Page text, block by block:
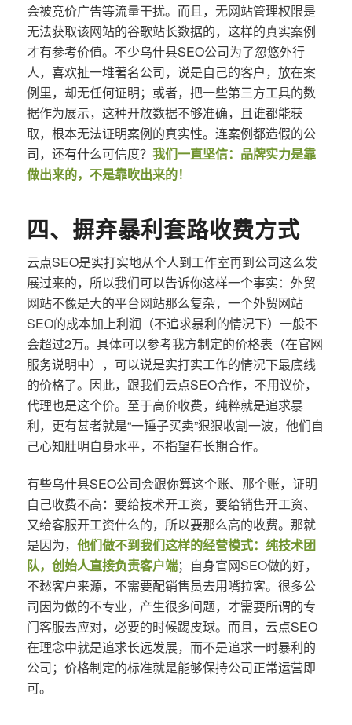
会被竞价广告等流量干扰。而且，无网站管理权限是
无法获取该网站的谷歌站长数据的，这样的真实案例
才有参考价值。不少乌什县SEO公司为了忽悠外行
人，喜欢扯一堆著名公司，说是自己的客户，放在案
例里，却无任何证明；或者，把一些第三方工具的数
据作为展示，这种开放数据不够准确，且谁都能获
取，根本无法证明案例的真实性。连案例都造假的公
司，还有什么可信度？ 我们一直坚信：品牌实力是靠
做出来的，不是靠吹出来的！
四、摒弃暴利套路收费方式
云点SEO是实打实地从个人到工作室再到公司这么发
展过来的，所以我们可以告诉你这样一个事实：外贸
网站不像是大的平台网站那么复杂，一个外贸网站
SEO的成本加上利润（不追求暴利的情况下）一般不
会超过2万。具体可以参考我方制定的价格表（在官网
服务说明中），可以说是实打实工作的情况下最底线
的价格了。因此，跟我们云点SEO合作，不用议价，
代理也是这个价。至于高价收费，纯粹就是追求暴
利，更有甚者就是“一锤子买卖”狠狠收割一波，他们自
己心知肚明自身水平，不指望有长期合作。
有些乌什县SEO公司会跟你算这个账、那个账，证明
自己收费不高：要给技术开工资，要给销售开工资、
又给客服开工资什么的，所以要那么高的收费。那就
是因为， 他们做不到我们这样的经营模式：纯技术团
队，创始人直接负责客户端；自身官网SEO做的好，
不愁客户来源，不需要配销售员去用嘴拉客。很多公
司因为做的不专业，产生很多问题，才需要所谓的专
门客服去应对，必要的时候踢皮球。而且，云点SEO
在理念中就是追求长远发展，而不是追求一时暴利的
公司；价格制定的标准就是能够保持公司正常运营即
可。